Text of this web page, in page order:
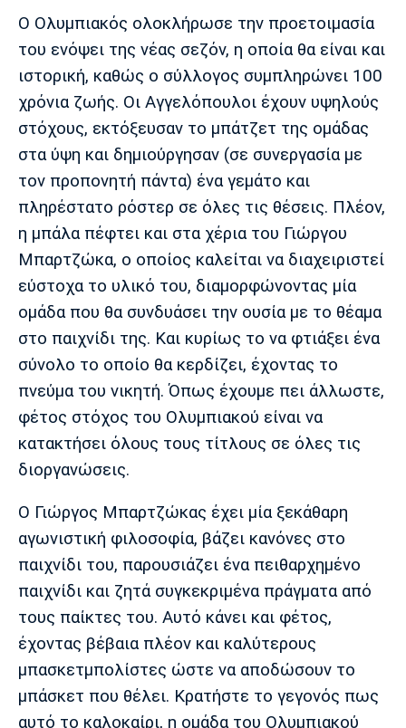
Πολιτισμός
Τραγούδια
Cine Spot
Running
Media
Παρασκήνιο
Πρόγραμμα TV
Ιωνικός Κηφισιά Πανσερραϊκός
Μπαρτσελόνα
Ρεάλ
Μαδρίτης
Ατλέτικο
Μαδρίτης
Μάντσεστερ
Γιουνάιτεντ
Τσέλσι Άρσεναλ
Λίβερπουλ
Μάντσεστερ
Σίτι
Γιουβέντους
Ίντερ Μίλαν Μπάγερν
Μπορούσια
Ντόρτμουντ
Παρί Σεν
Ζερμέν
Μαρσέιγ
Ο Ολυμπιακός ολοκλήρωσε την προετοιμασία
του ενόψει της νέας σεζόν, η οποία θα είναι και
ιστορική, καθώς ο σύλλογος συμπληρώνει 100
χρόνια ζωής. Οι Αγγελόπουλοι έχουν υψηλούς
στόχους, εκτόξευσαν το μπάτζετ της ομάδας
στα ύψη και δημιούργησαν (σε συνεργασία με
τον προπονητή πάντα) ένα γεμάτο και
πληρέστατο ρόστερ σε όλες τις θέσεις. Πλέον,
η μπάλα πέφτει και στα χέρια του Γιώργου
Μπαρτζώκα, ο οποίος καλείται να διαχειριστεί
εύστοχα το υλικό του, διαμορφώνοντας μία
ομάδα που θα συνδυάσει την ουσία με το θέαμα
στο παιχνίδι της. Και κυρίως το να φτιάξει ένα
σύνολο το οποίο θα κερδίζει, έχοντας το
πνεύμα του νικητή. Όπως έχουμε πει άλλωστε,
φέτος στόχος του Ολυμπιακού είναι να
κατακτήσει όλους τους τίτλους σε όλες τις
διοργανώσεις.
Ο Γιώργος Μπαρτζώκας έχει μία ξεκάθαρη
αγωνιστική φιλοσοφία, βάζει κανόνες στο
παιχνίδι του, παρουσιάζει ένα πειθαρχημένο
παιχνίδι και ζητά συγκεκριμένα πράγματα από
τους παίκτες του. Αυτό κάνει και φέτος,
έχοντας βέβαια πλέον και καλύτερους
μπασκετμπολίστες ώστε να αποδώσουν το
μπάσκετ που θέλει. Κρατήστε το γεγονός πως
αυτό το καλοκαίρι, η ομάδα του Ολυμπιακού